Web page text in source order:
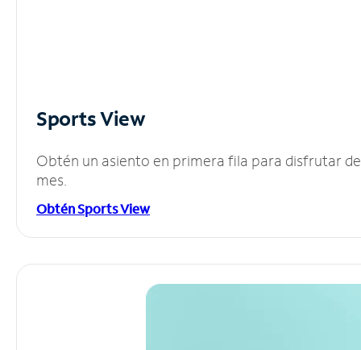
Sports View
Obtén un asiento en primera fila para disfrutar
mes.
Obtén Sports View